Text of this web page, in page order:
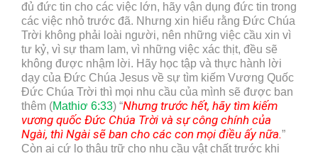
đủ đức tin cho các việc lớn, hãy vận dụng đức tin trong
các việc nhỏ trước đã. Nhưng xin hiểu rằng Đức Chúa
Trời không phải loài người, nên những việc cầu xin vì
tư kỷ, vì sự tham lam, vì những việc xác thịt, đều sẽ
không được nhậm lời. Hãy học tập và thực hành lời
dạy của Đức Chúa Jesus về sự tìm kiếm Vương Quốc
Đức Chúa Trời thì mọi nhu cầu của mình sẽ được ban
thêm (Mathiơ 6:33) “Nhưng trước hết, hãy tìm kiếm
vương quốc Đức Chúa Trời và sự công chính của
Ngài, thì Ngài sẽ ban cho các con mọi điều ấy nữa.”
Còn ai cứ lo thâu trữ cho nhu cầu vật chất trước khi